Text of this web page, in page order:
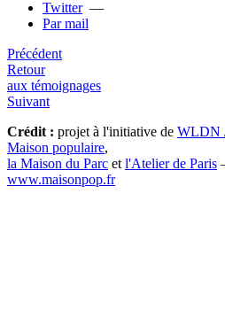
Twitter—
Par mail
Précédent
Retour
aux témoignages
Suivant
Crédit : projet à l'initiative de WLDN
Maison populaire,
la Maison du Parc et l'Atelier de Paris
www.maisonpop.fr